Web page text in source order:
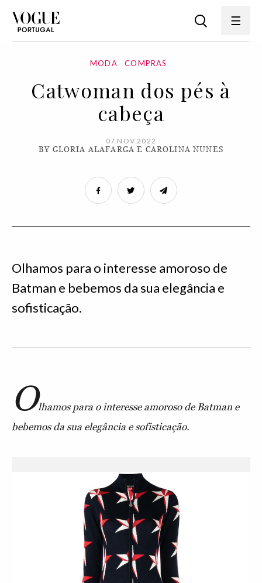
MODA COMPRAS
Catwoman dos pés à
cabeça
07 NOV 2022
BY GLORIA ALAFARGA E CAROLINA NUNES
Olhamos para o interesse amoroso de
Batman e bebemos da sua elegância e
sofisticação.
Olhamos para o interesse amoroso de Batman e
bebemos da sua elegância e sofisticação.